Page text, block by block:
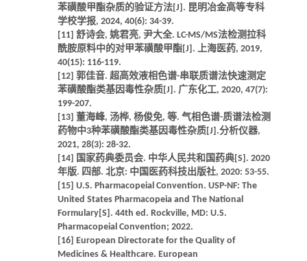
苯磺酸甲酯杂质的验证方法[J]. 昆明冶金高等专科
学校学报, 2024, 40(6): 34-39.
[11] 舒诗会, 姚君亮, 尹大全. LC-MS/MS法检测拉科
酰胺原料中的对甲苯磺酸甲酯[J]. 上海医药, 2019,
40(15): 116-119.
[12] 郭佳音. 超高效液相色谱-串联质谱法快速测定
苯磺酸酯类基因毒性杂质[J]. 广东化工, 2020, 47(7):
199-207.
[13] 董海峰, 汤桦, 杨俊免, 等. 气相色谱-质谱法检测
药物中3种苯磺酸酯类基因毒性杂质[J].分析仪器,
2021, 28(3): 28-32.
[14] 国家药典委员会. 中华人民共和国药典[S]. 2020
年版. 四部. 北京: 中国医药科技出版社, 2020: 53-55.
[15] U.S. Pharmacopeial Convention. USP-NF: The
United States Pharmacopeia and The National
Formulary[S]. 44th ed. Rockville, MD: U.S.
Pharmacopeial Convention; 2022.
[16] European Directorate for the Quality of
Medicines & Healthcare. European